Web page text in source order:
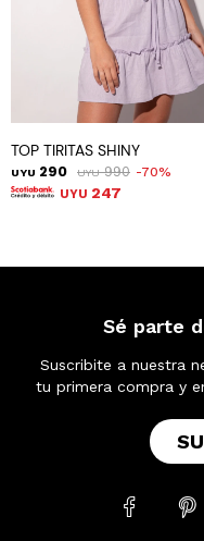
TOP TIRITAS SHINY
UYU 290 UYU 990 70
UYU 247
Sé parte
Suscribite a nuestra
tu primera compra y
 